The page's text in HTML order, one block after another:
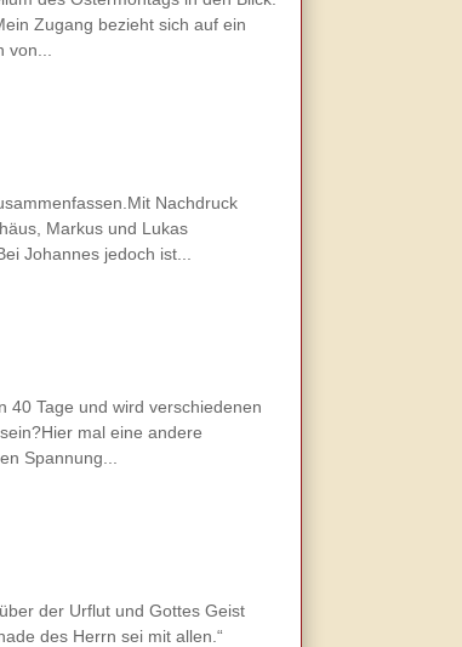
Zugang bezieht sich auf ein
Nachdruck
Markus und Lukas
Johannes jedoch ist...
40 Tage und wird verschiedenen
mal eine andere
Spannung...
der Urflut und Gottes Geist
des Herrn sei mit allen.“